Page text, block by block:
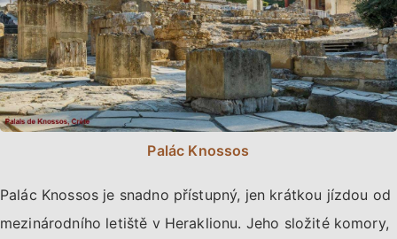
Palác Knossos
Palác Knossos je snadno přístupný, jen krátkou jízdou od
mezinárodního letiště v Heraklionu. Jeho složité komory,